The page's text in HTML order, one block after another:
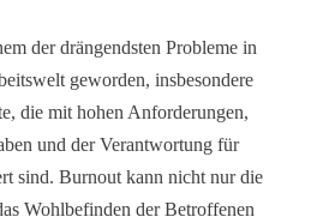
der drängendsten Probleme in
geworden, insbesondere
die mit hohen Anforderungen,
und der Verantwortung für
sind. Burnout kann nicht nur die
Wohlbefinden der Betroffenen